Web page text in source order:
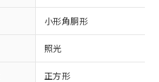
小形角胴形
照光
正方形